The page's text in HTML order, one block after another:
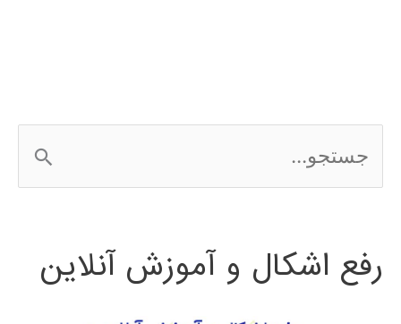
س
ج
رفع اشکال و آموزش آنلاین